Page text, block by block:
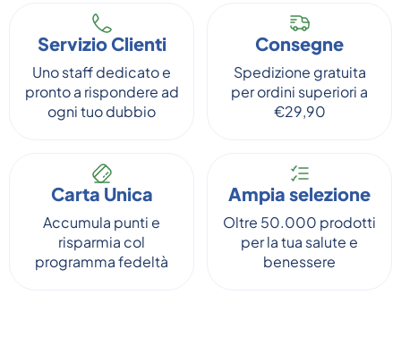
Servizio Clienti
Uno staff dedicato e
pronto a rispondere ad
ogni tuo dubbio
Consegne
Spedizione gratuita
per ordini superiori a
€29,90
Carta Unica
Accumula punti e
risparmia col
programma fedeltà
Ampia selezione
Oltre 50.000 prodotti
per la tua salute e
benessere